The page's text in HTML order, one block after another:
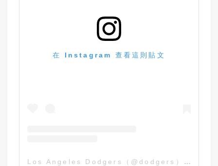
在 Instagram 查看這則貼文
Los Angeles Dodgers（@dodgers）分享的貼文